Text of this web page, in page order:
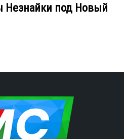
Незнайки под Новый